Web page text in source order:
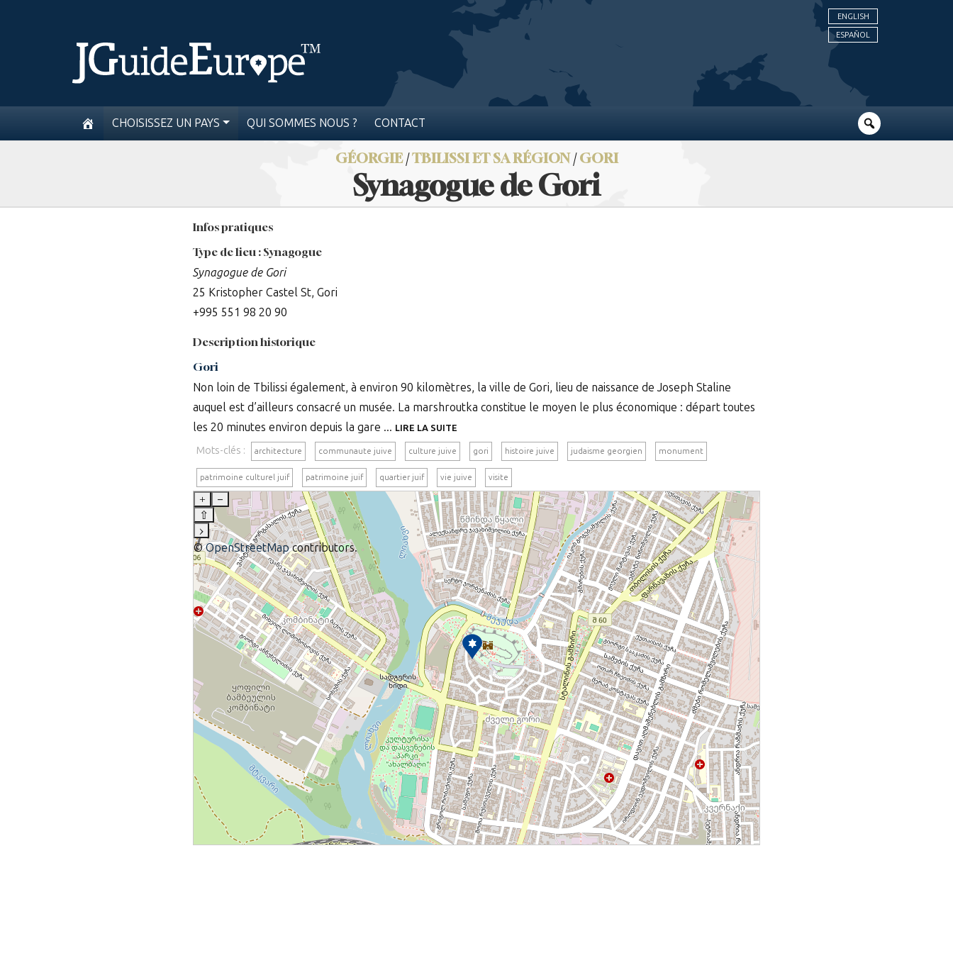
ENGLISH
ESPAÑOL
CHOISISSEZ UN PAYS QUI SOMMES NOUS ? CONTACT
GÉORGIE/TBILISSI ET SA RÉGION/GORI
Synagogue de Gori
Infos pratiques
Type de lieu : Synagogue
Synagogue de Gori
25 Kristopher Castel St, Gori
+995 551 98 20 90
Description historique
Gori
Non loin de Tbilissi également, à environ 90 kilomètres, la ville de Gori, lieu de naissance de Joseph Staline
auquel est d’ailleurs consacré un musée. La marshroutka constitue le moyen le plus économique : départ toutes
les 20 minutes environ depuis la gare ... LIRE LA SUITE
Mots-clés : architecture communaute juive culture juive gori histoire juive judaisme georgien monument
patrimoine culturel juif patrimoine juif quartier juif vie juive visite
+
–
⇧
›
©OpenStreetMapcontributors.